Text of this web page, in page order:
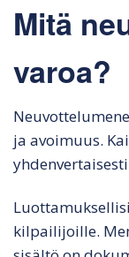
Mitä
varoa?
ja avoimuus.
kilpailijoille.